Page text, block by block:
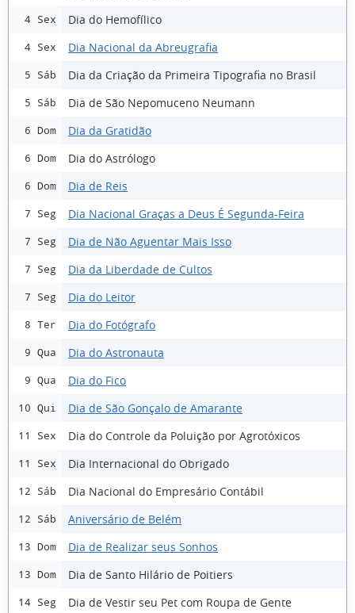
4 Sex Dia do Hemofílico
4 Sex Dia Nacional da Abreugrafia
5 Sáb Dia da Criação da Primeira Tipografia no Brasil
5 Sáb Dia de São Nepomuceno Neumann
6 Dom Dia da Gratidão
6 Dom Dia do Astrólogo
6 Dom Dia de Reis
7 Seg Dia Nacional Graças a Deus É Segunda-Feira
7 Seg Dia de Não Aguentar Mais Isso
7 Seg Dia da Liberdade de Cultos
7 Seg Dia do Leitor
8 Ter Dia do Fotógrafo
9 Qua Dia do Astronauta
9 Qua Dia do Fico
10 Qui Dia de São Gonçalo de Amarante
11 Sex Dia do Controle da Poluição por Agrotóxicos
11 Sex Dia Internacional do Obrigado
12 Sáb Dia Nacional do Empresário Contábil
12 Sáb Aniversário de Belém
13 Dom Dia de Realizar seus Sonhos
13 Dom Dia de Santo Hilário de Poitiers
14 Seg Dia de Vestir seu Pet com Roupa de Gente